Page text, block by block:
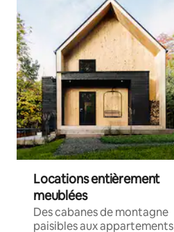
Locations entièrement
meublées
Des cabanes de montagne
paisibles aux appartements